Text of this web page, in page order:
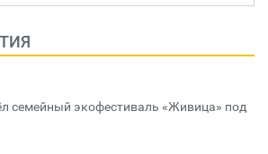
семейный экофестиваль «Живица» под